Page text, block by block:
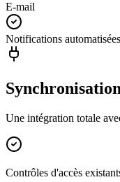
E-mail
Notifications automatisées
Une intégration totale
Contrôles d'accès